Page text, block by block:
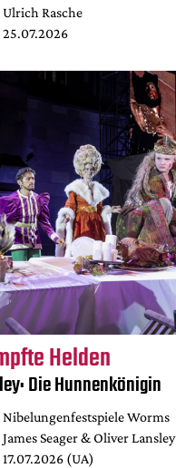
Ulrich Rasche
25.07.2026
Helden
Die Hunnenkönigin
Nibelungenfestspiele Worms
James Seager & Oliver Lansley
17.07.2026 (UA)